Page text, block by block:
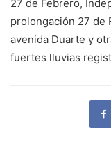
27 de Febrero,
prolongación 27 de
avenida Duarte y
fuertes lluvias